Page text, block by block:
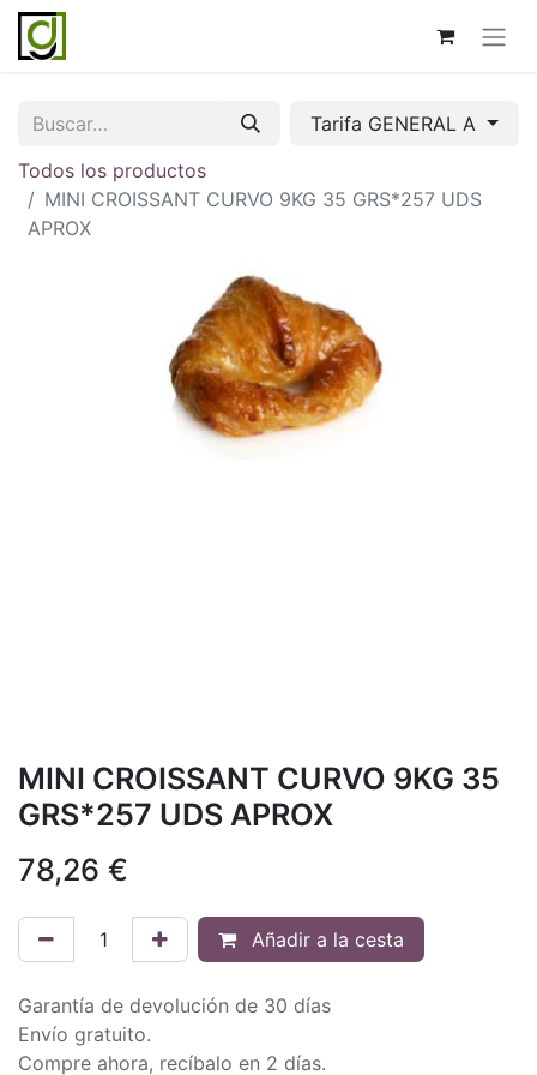
Tarifa GENERAL A
Todos los productos
MINI CROISSANT CURVO 9KG 35 GRS*257 UDS
APROX
MINI CROISSANT CURVO 9KG 35
GRS*257 UDS APROX
78,26 €
Añadir a la cesta
Garantía de devolución de 30 días
Envío gratuito.
Compre ahora, recíbalo en 2 días.